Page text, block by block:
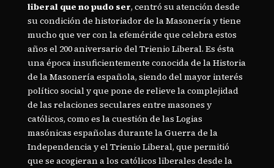
liberal que no pudo ser, centró su atención desde
su condición de historiador de la Masonería y tiene
mucho que ver con la efeméride que celebra estos
años el 200 aniversario del Trienio Liberal. Es ésta
una época insuficientemente conocida de la Historia
de la Masonería española, siendo del mayor interés
político social y que pone de relieve la complejidad
de las relaciones seculares entre masones y
católicos, como es la cuestión de las Logias
masónicas españolas durante la Guerra de la
Independencia y el Trienio Liberal, que permitió
que se acogieran a los católicos liberales desde la